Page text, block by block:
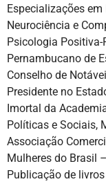
Especializações
Neurociência e
Psicologia Positiva-
Pernambucano de
Conselho de
Presidente no
Imortal da
Políticas e Sociais,
Associação
Mulheres do Brasil
Publicação de